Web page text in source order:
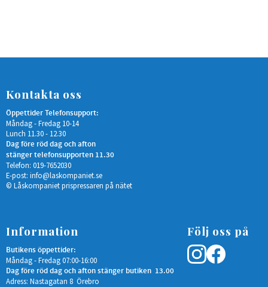
Kontakta oss
Öppettider Telefonsupport:
Måndag - Fredag 10-14
Lunch 11.30 - 12.30
Dag före röd dag och afton
stänger telefonsupporten 11.30
Telefon: 019-7652030
E-post: info@laskompaniet.se
© Låskompaniet prispressaren på nätet
Information
Butikens öppettider:
Måndag - Fredag 07:00-16:00
Dag före röd dag och afton stänger butiken 13.00
Adress: Nastagatan 8 Örebro
Följ oss på